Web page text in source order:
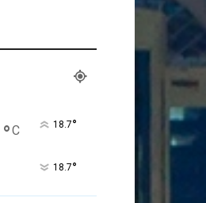
°C 18.7°
18.7°